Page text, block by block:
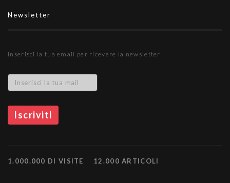
Newsletter
Inserisci la tua email per ricevere la newsletter
1.000.000 DI VISITE 12.000 ARTICOLI